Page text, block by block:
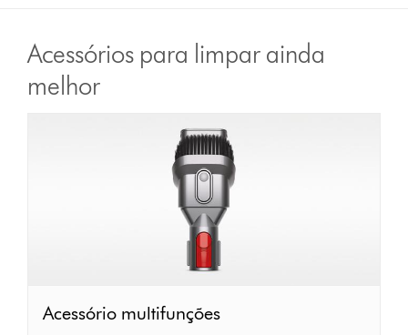
Acessórios para limpar ainda
melhor
Acessório
Acessório multifunções